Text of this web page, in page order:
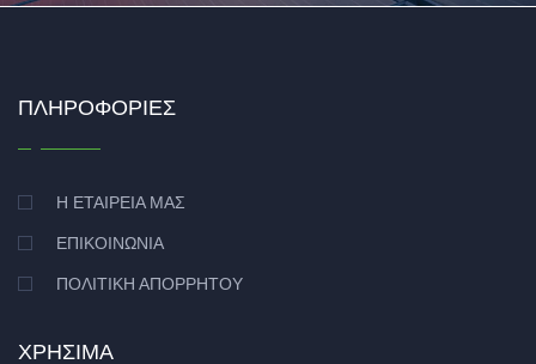
ΠΛΗΡΟΦΟΡΊΕΣ
Η ΕΤΑΙΡΕΊΑ ΜΑΣ
ΕΠΙΚΟΙΝΩΝΊΑ
ΠΟΛΙΤΙΚΉ ΑΠΟΡΡΉΤΟΥ
ΧΡΉΣΙΜΑ